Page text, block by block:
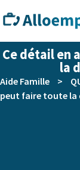
Ce détail en
la
Aide Famille >
peut faire toute la